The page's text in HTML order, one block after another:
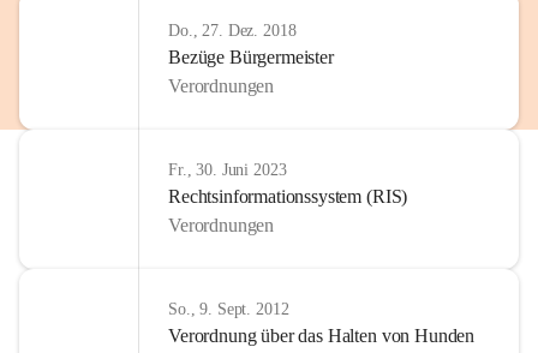
Do., 27. Dez. 2018
Bezüge Bürgermeister
Verordnungen
Fr., 30. Juni 2023
Rechtsinformationssystem (RIS)
Verordnungen
So., 9. Sept. 2012
Verordnung über das Halten von Hunden